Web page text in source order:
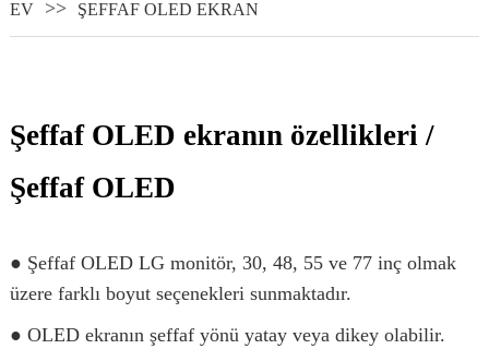
EV ŞEFFAF OLED EKRAN
Şeffaf OLED ekranın özellikleri /
Şeffaf OLED
● Şeffaf OLED LG monitör, 30, 48, 55 ve 77 inç olmak
üzere farklı boyut seçenekleri sunmaktadır.
● OLED ekranın şeffaf yönü yatay veya dikey olabilir.